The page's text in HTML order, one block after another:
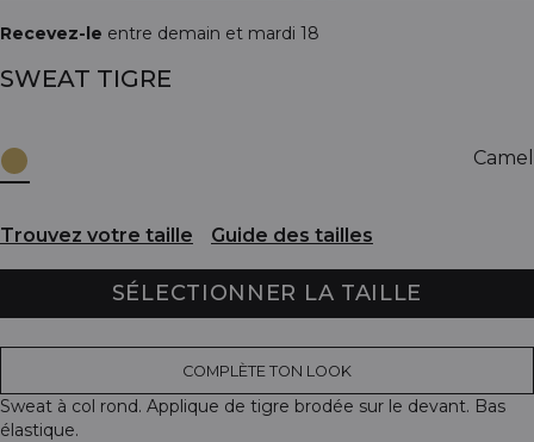
Recevez-le entre demain et mardi 18
SWEAT TIGRE
Camel
Trouvez votre taille Guide des tailles
SÉLECTIONNER LA TAILLE
COMPLÈTE TON LOOK
Sweat à col rond. Applique de tigre brodée sur le devant. Bas
élastique.